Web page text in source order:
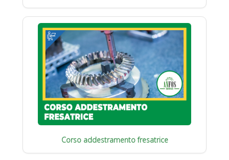
Corso addestramento fresatrice